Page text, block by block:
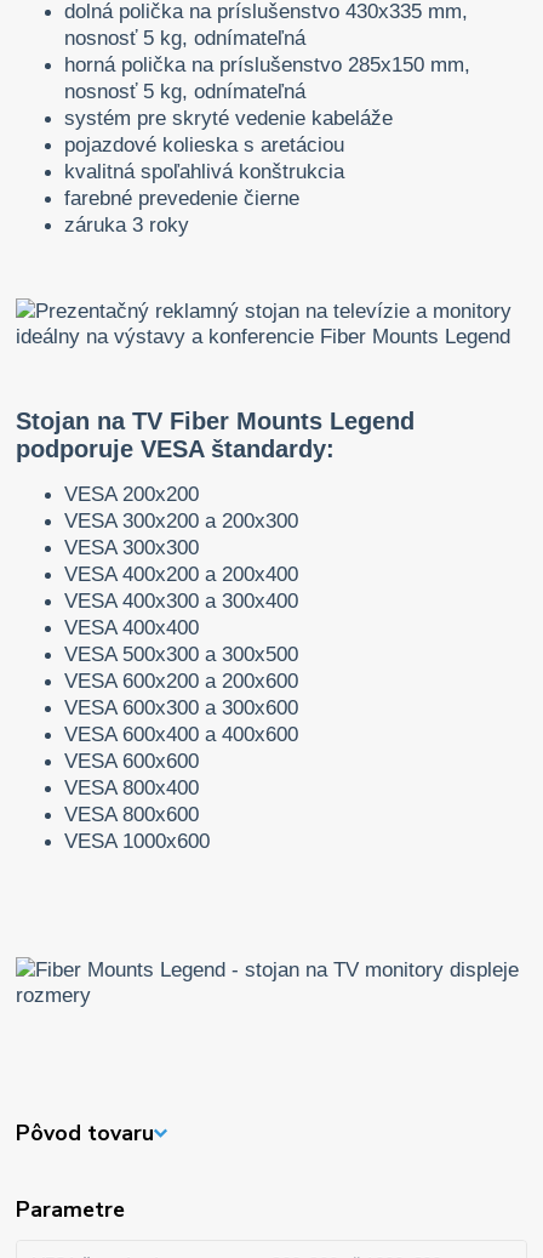
dolná polička na príslušenstvo 430x335 mm,
nosnosť 5 kg, odnímateľná
horná polička na príslušenstvo 285x150 mm,
nosnosť 5 kg, odnímateľná
systém pre skryté vedenie kabeláže
pojazdové kolieska s aretáciou
kvalitná spoľahlivá konštrukcia
farebné prevedenie čierne
záruka 3 roky
Stojan na TV Fiber Mounts Legend
podporuje VESA štandardy:
VESA 200x200
VESA 300x200 a 200x300
VESA 300x300
VESA 400x200 a 200x400
VESA 400x300 a 300x400
VESA 400x400
VESA 500x300 a 300x500
VESA 600x200 a 200x600
VESA 600x300 a 300x600
VESA 600x400 a 400x600
VESA 600x600
VESA 800x400
VESA 800x600
VESA 1000x600
Pôvod tovaru
Parametre